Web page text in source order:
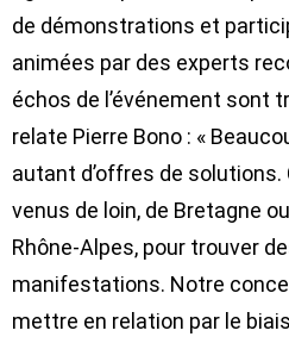
de démonstrations et
animées par des experts
échos de l’événement sont
relate Pierre Bono : «
autant d’offres de
venus de loin, de Bretagne
Rhône-Alpes, pour trouver
manifestations. Notre
mettre en relation par le